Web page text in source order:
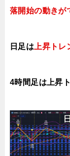
落開始の動きが
日足は 上昇トレ
4時間足は上昇